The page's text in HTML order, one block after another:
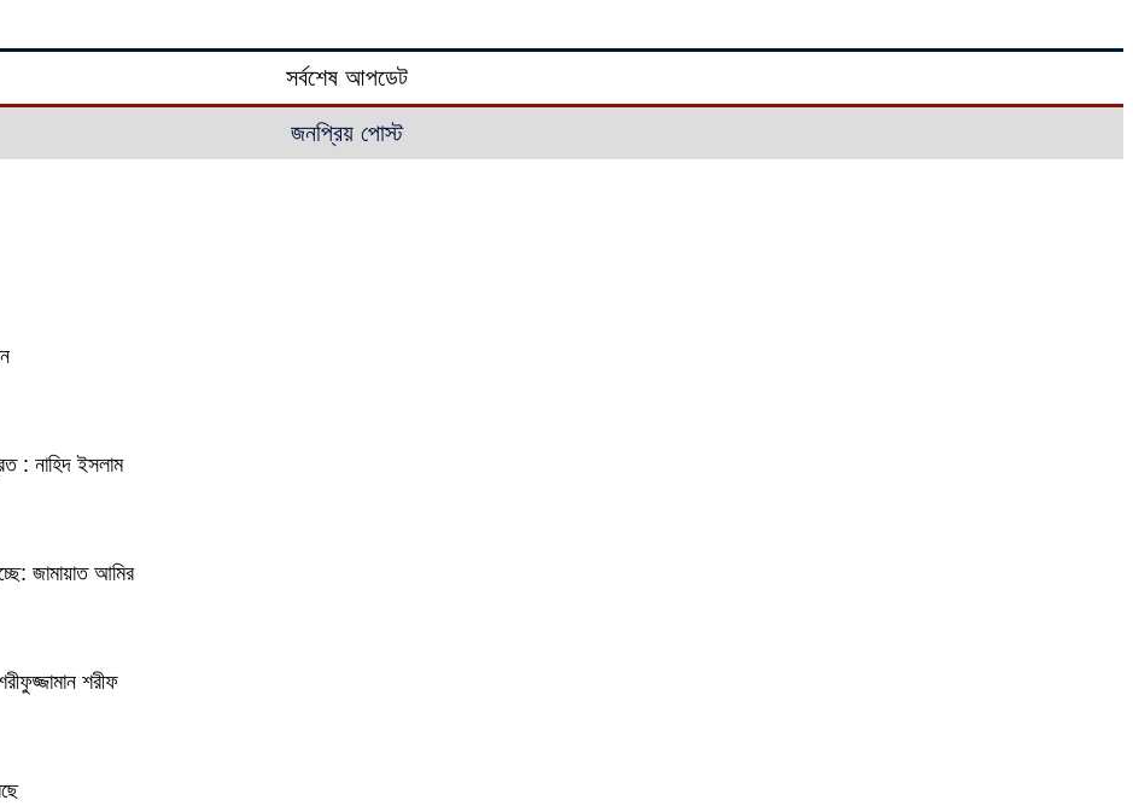
সর্বশেষ আপডেট
জনপ্রিয় পোস্ট
: নাহিদ ইসলাম
জামায়াত আমির
শরীফ